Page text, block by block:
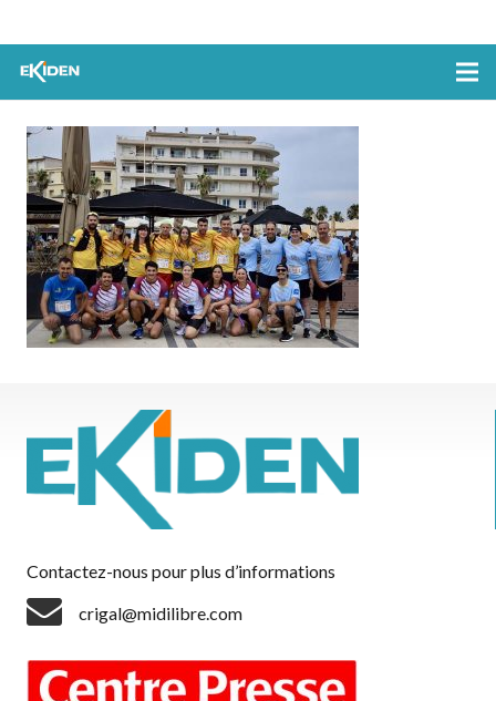
Contactez-nous pour plus d’informations
crigal@midilibre.com